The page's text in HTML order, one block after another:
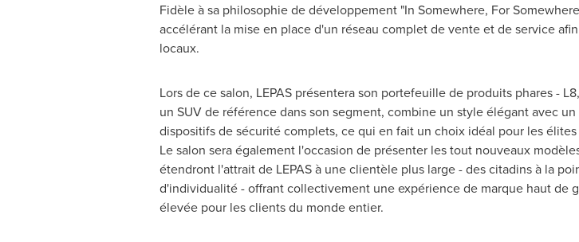
Fidèle à sa philosophie de développement "In Somewhere, For
accélérant la mise en place d'un réseau complet de vente et de service
locaux.
Lors dece salon, LEPAS présentera son portefeuille de produits phares -
un SUV de référence dans son segment, combine un style élégant avec
dispositifs de sécurité complets, ce qui en fait un choix idéal pour les
Le salon sera également l'occasion de présenter les tout nouveaux
étendront l'attrait de LEPAS à une clientèle plus large - des citadins à la
d'individualité - offrant collectivement une expérience de marque haut de
élevée pour les clients du monde entier.